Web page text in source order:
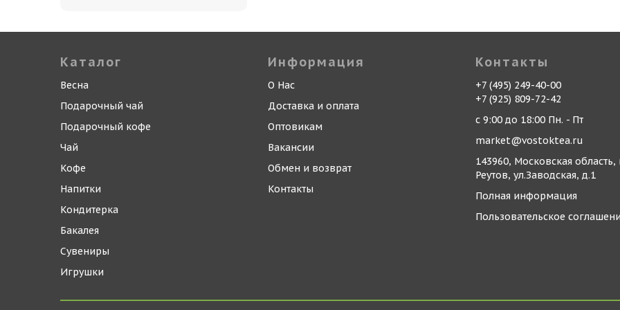
Каталог
Весна
Подарочный чай
Подарочный кофе
Чай
Кофе
Напитки
Кондитерка
Бакалея
Сувениры
Игрушки
Информация
О Нас
Доставка и оплата
Оптовикам
Вакансии
Обмен и возврат
Контакты
Контакты
+7 (495) 249-40-00
+7 (925) 809-72-42
с 9:00 до 18:00 Пн. - Пт
market@vostoktea.ru
143960, Московская область,
Реутов, ул.Заводская, д.1
Полная информация
Пользовательское